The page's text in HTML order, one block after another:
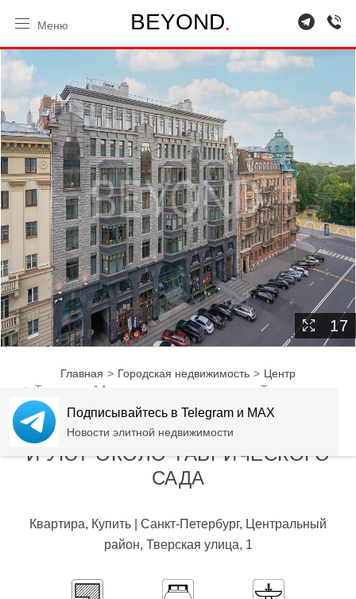
BEYOND.
Меню
17
Главная Городская недвижимость
Центр
Тверская, 1А – статусность и уют около Таврического
ТВЕРСКАЯ, 1А – СТАТУСНОСТЬ
И УЮТ ОКОЛО ТАВРИЧЕСКОГО
САДА
Квартира, Купить | Санкт-Петербург, Центральный
район, Тверская улица, 1
Подписывайтесь в Telegram и MAX
Новости элитной недвижимости